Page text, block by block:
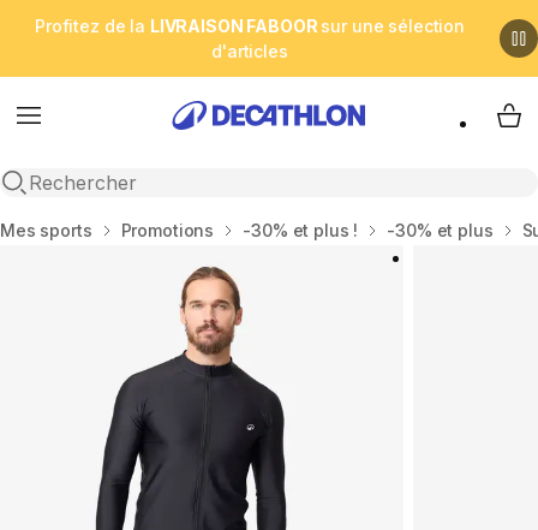
Profitez de la LIVRAISON FABOOR sur une sélection
d'articles
Menu
Open search
My
Accueil
Mes sports Promotions -30% et plus ! -30% et plus